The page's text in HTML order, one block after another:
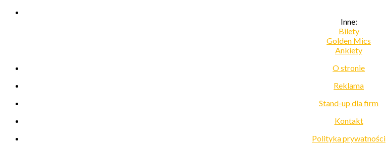
Inne:
Bilety
Golden Mics
Ankiety
O stronie
Reklama
Stand-up dla firm
Kontakt
Polityka prywatności